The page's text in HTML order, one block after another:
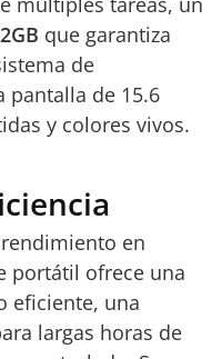
que garantiza
de
pantalla de 15.6
y colores vivos.
en
portátil ofrece una
eficiente, una
largas horas de